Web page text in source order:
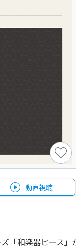
動画視聴
「和楽器ピース」